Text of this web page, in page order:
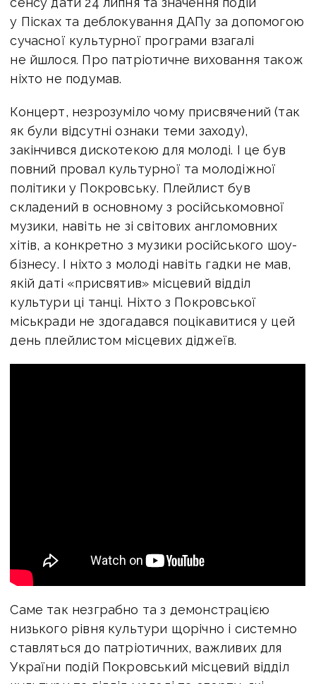
у Пісках та деблокування ДАПу за допомогою
сучасної культурної програми взагалі
не йшлося. Про патріотичне виховання також
ніхто не подумав.
Концерт, незрозуміло чому присвячений (так
як були відсутні ознаки теми заходу),
закінчився дискотекою для молоді. І це був
повний провал культурної та молодіжної
політики у Покровську. Плейлист був
складений в основному з російськомовної
музики, навіть не зі світових англомовних
хітів, а конкретно з музики російського шоу-
бізнесу. І ніхто з молоді навіть гадки не мав,
якій даті «присвятив» місцевий відділ
культури ці танці. Ніхто з Покровської
міськради не здогадався поцікавитися у цей
день плейлистом місцевих діджеїв.
Саме так незграбно та з демонстрацією
низького рівня культури щорічно і системно
ставляться до патріотичних, важливих для
України подій Покровський місцевий відділ